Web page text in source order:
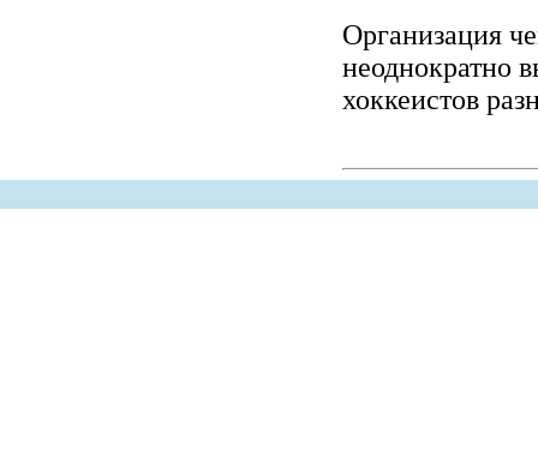
Организация
неоднократно
хоккеистов